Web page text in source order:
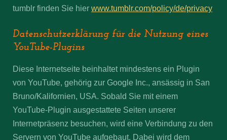
tumblr finden Sie hier www.tumblr.com/policy/de/privacy
Datenschutzerklärung für die Nutzung eines
YouTube-Plugins
Diese Internetseite beinhaltet mindestens ein Plugin
von YouTube, gehörig zur Google Inc., ansässig in San
Bruno/Kalifornien, USA. Sobald Sie mit einem
YouTube-Plugin ausgestattete Seiten unserer
Internetpräsenz besuchen, wird eine Verbindung zu den
Servern von YouTube aufgebaut. Dabei wird dem